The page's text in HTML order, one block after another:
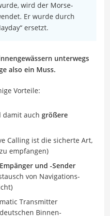
wird der Morse-
Er wurde durch
ersetzt.
unterwegs
also ein Muss.
Vorteile:
damit auch größere
Calling ist die sicherte Art,
empfangen)
und -Sender
von Navigations-
Transmitter
Binnen-